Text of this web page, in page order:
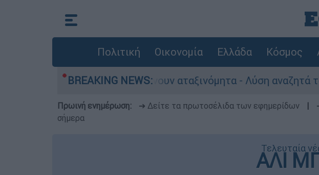
Πολιτική Οικονομία Ελλάδα Κόσμος
BREAKING NEWS:
παραμένουν αταξινόμητα - Λύση αναζητά το υπουργείο
Πρωινή ενημέρωση: ➔ Δείτε τα πρωτοσέλιδα των εφημερίδων
σήμερα
Τελευταία
ΑΛΙ